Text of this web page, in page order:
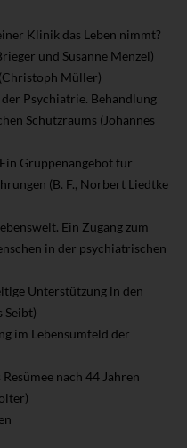
Klinik das Leben nimmt?
und Susanne Menzel)
Müller)
Psychiatrie. Behandlung
Schutzraums (Johannes
Gruppenangebot für
(B. F., Norbert Liedtke
Ein Zugang zum
in der psychiatrischen
Unterstützung in den
Seibt)
im Lebensumfeld der
nach 44 Jahren